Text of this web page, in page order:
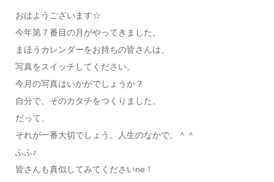
おはようございます☆
今年第７番目の月がやってきました。
まほうカレンダーをお持ちの皆さんは、
写真をスイッチしてください。
今月の写真はいかがでしょうか？
自分で、そのカタチをつくりました。
だって、
それが一番大切でしょう。人生のなかで。＾＾
ふふ♪
皆さんも真似してみてくださいne！